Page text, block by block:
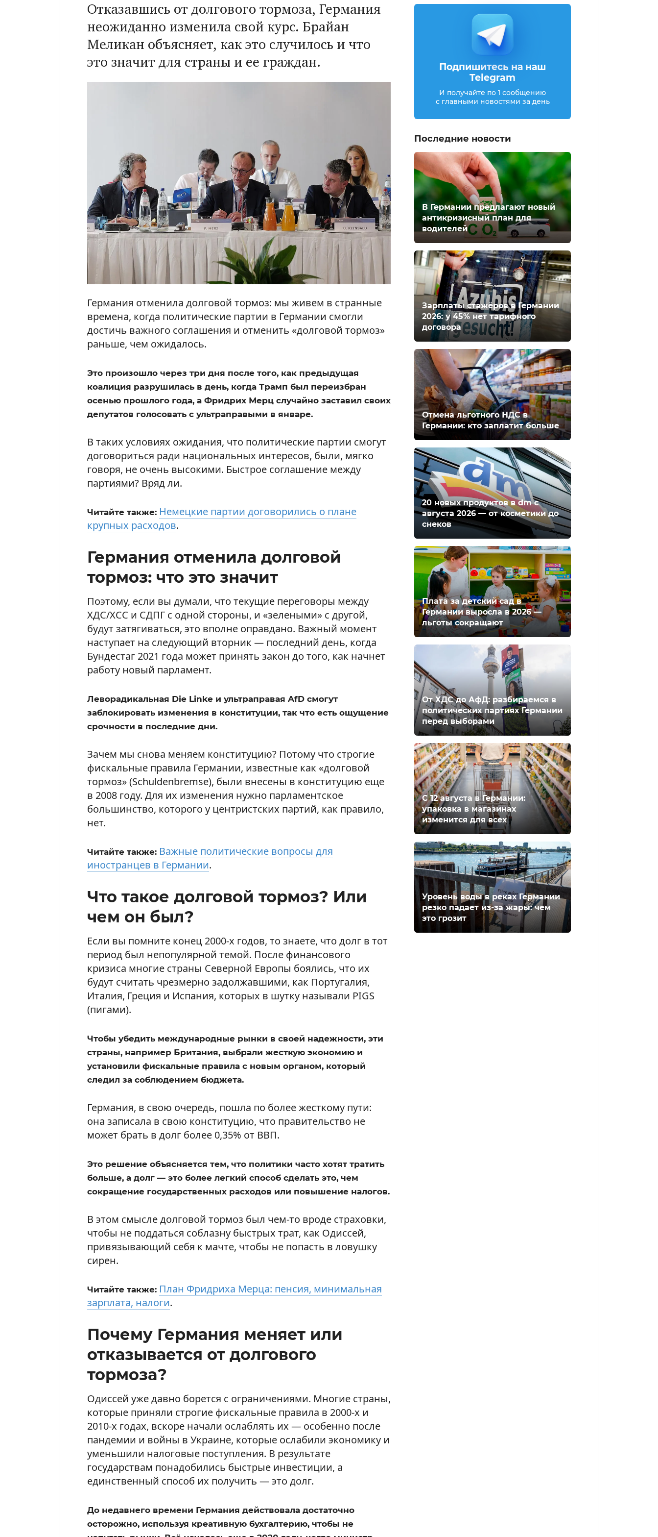
Отказавшись от долгового тормоза, Германия
неожиданно изменила свой курс. Брайан
Меликан объясняет, как это случилось и что
это значит для страны и ее граждан.
Германия отменила долговой тормоз: мы живем в странные
времена, когда политические партии в Германии смогли
достичь важного соглашения и отменить «долговой тормоз»
раньше, чем ожидалось.
Это произошло через три дня после того, как предыдущая
коалиция разрушилась в день, когда Трамп был переизбран
осенью прошлого года, а Фридрих Мерц случайно заставил своих
депутатов голосовать с ультраправыми в январе.
В таких условиях ожидания, что политические партии смогут
договориться ради национальных интересов, были, мягко
говоря, не очень высокими. Быстрое соглашение между
партиями? Вряд ли.
Читайте также: Немецкие партии договорились о плане
крупных расходов.
Германия отменила долговой
тормоз: что это значит
Поэтому, если вы думали, что текущие переговоры между
ХДС/ХСС и СДПГ с одной стороны, и «зелеными» с другой,
будут затягиваться, это вполне оправдано. Важный момент
наступает на следующий вторник — последний день, когда
Бундестаг 2021 года может принять закон до того, как начнет
работу новый парламент.
Леворадикальная Die Linke и ультраправая AfD смогут
заблокировать изменения в конституции, так что есть ощущение
срочности в последние дни.
Зачем мы снова меняем конституцию? Потому что строгие
фискальные правила Германии, известные как «долговой
тормоз» (Schuldenbremse), были внесены в конституцию еще
в 2008 году. Для их изменения нужно парламентское
большинство, которого у центристских партий, как правило,
нет.
Читайте также: Важные политические вопросы для
иностранцев в Германии.
Что такое долговой тормоз? Или
чем он был?
Если вы помните конец 2000-х годов, то знаете, что долг в тот
период был непопулярной темой. После финансового
кризиса многие страны Северной Европы боялись, что их
будут считать чрезмерно задолжавшими, как Португалия,
Италия, Греция и Испания, которых в шутку называли PIGS
(пигами).
Чтобы убедить международные рынки в своей надежности, эти
страны, например Британия, выбрали жесткую экономию и
установили фискальные правила с новым органом, который
следил за соблюдением бюджета.
Германия, в свою очередь, пошла по более жесткому пути:
она записала в свою конституцию, что правительство не
может брать в долг более 0,35% от ВВП.
Это решение объясняется тем, что политики часто хотят тратить
больше, а долг — это более легкий способ сделать это, чем
сокращение государственных расходов или повышение налогов.
В этом смысле долговой тормоз был чем-то вроде страховки,
чтобы не поддаться соблазну быстрых трат, как Одиссей,
привязывающий себя к мачте, чтобы не попасть в ловушку
сирен.
Читайте также: План Фридриха Мерца: пенсия, минимальная
зарплата, налоги.
Почему Германия меняет или
отказывается от долгового
тормоза?
Одиссей уже давно борется с ограничениями. Многие страны,
которые приняли строгие фискальные правила в 2000-х и
2010-х годах, вскоре начали ослаблять их — особенно после
пандемии и войны в Украине, которые ослабили экономику и
уменьшили налоговые поступления. В результате
государствам понадобились быстрые инвестиции, а
единственный способ их получить — это долг.
До недавнего времени Германия действовала достаточно
осторожно, используя креативную бухгалтерию, чтобы не
Подпишитесь на наш
Telegram
И получайте по 1 сообщению
с главными новостями за день
Последние новости
В Германии предлагают новый
антикризисный план для
водителей
Зарплаты стажёров в Германии
2026: у 45% нет тарифного
договора
Отмена льготного НДС в
Германии: кто заплатит больше
20 новых продуктов в dm с
августа 2026 — от косметики до
снеков
Плата за детский сад в
Германии выросла в 2026 —
льготы сокращают
От ХДС до АфД: разбираемся в
политических партиях Германии
перед выборами
С 12 августа в Германии:
упаковка в магазинах
изменится для всех
Уровень воды в реках Германии
резко падает из-за жары: чем
это грозит